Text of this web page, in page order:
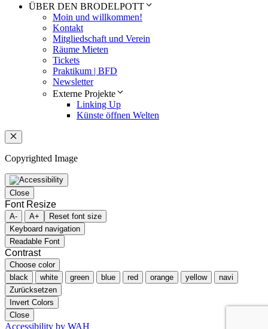
ÜBER DEN BRODELPOTT
Moin und willkommen!
Kontakt
Mitgliedschaft und Verein
Räume Mieten
Tickets
Praktikum | BFD
Newsletter
Externe Projekte
Linking Up
Künste öffnen Welten
Schließen
Copyrighted Image
Close
Font Resize
A- A+
Reset font size
Keyboard navigation
Readable Font
Contrast
Choose color
black
white green blue red orange yellow
navi
Zurücksetzen
Invert Colors
Close
Accessibility by WAH